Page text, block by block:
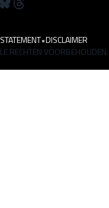
•DISCLAIMER
RECHTEN VOORBEHOUDEN.